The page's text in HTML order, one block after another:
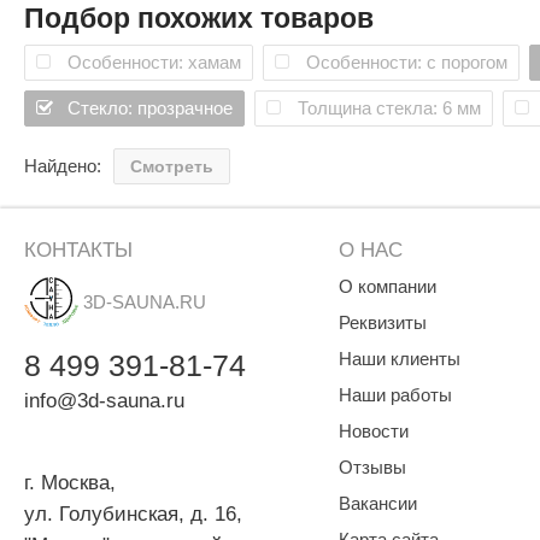
Для дома и дачи
Акции и скидки
Этна
Tikkurila Elcon
TABA MAGNUM
Termomuros
Слив конденсата в сторону хамама
Алюминиевая коробка укомплектована магнитным
Дверь имеет вентиляционный зазор 1.5 см между
Подбор похожих товаров
Особенности: хамам Особенности: с порогом
Стекло: прозрачное Толщина стекла: 6 мм
Найдено: Смотреть
О НАС
О компании
Реквизиты
Наши клиенты
Наши работы
Новости
Отзывы
Вакансии
КОНТАКТЫ
3D-SAUNA.RU
8 499 391-81-74
info@3d-sauna.ru
г. Москва,
ул. Голубинская, д. 16,